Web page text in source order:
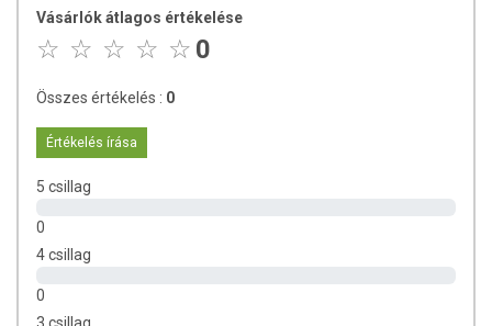
Részt vesz a makrotápanyagok normál anyagcseréjében –
azaz a szénhidrát, fehérje és zsíranyagcserében. Hozzájárul a normál
ADAGOLÁS
napon. Várandósság és szoptatás időszakában, továbbá 18
éhgyomorra!
Vásárlók átlagos értékelése
0
Összes értékelés : 0
Értékelés írása
5 csillag
0
4 csillag
0